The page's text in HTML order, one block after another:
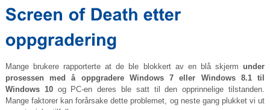
Mange brukere rapporterte at de ble blokkert av en blå skjermunder
prosessen med å oppgradere Windows 7 eller Windows 8.1 til
Windows 10og PC-en deres ble satt til den opprinnelige tilstanden.
Mange faktorer kan forårsake dette problemet, og neste gang plukket vi ut